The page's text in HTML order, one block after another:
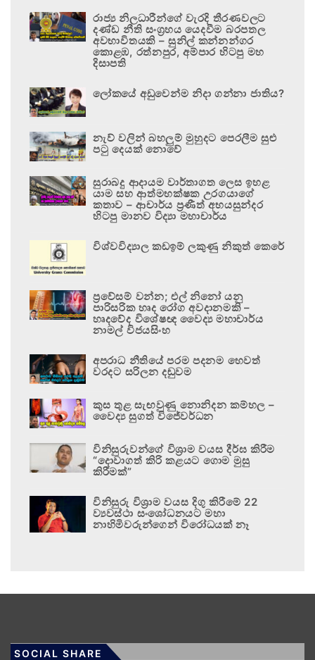
රාජ්‍ය නිලධාරීන්ගේ වැරදි තීරණවලට
දණ්ඩ නීති සංග්‍රහය යෙදවීම බරපතල
අවභාවිතයකි – සුනිල් කන්නන්ගර
කොළඹ, රත්නපුර, අම්පාර හිටපු මහ
දිසාපති
ලෝකයේ අඩුවෙන්ම නිදා ගන්නා ජාතිය?
නැව් වලින් බහලුම් මුහුදට පෙරලීම සුළු
පටු දෙයක් නොවේ
සුරාබදු ආදායම වාර්තාගත ලෙස ඉහළ
යාම සහ ආත්මභක්ෂක උරගයාගේ
කතාව – ආචාර්ය ප්‍රණීත් අභයසුන්දර
හිටපු මානව විද්‍යා මහාචාර්ය
විශ්වවිද්‍යාල කඩඉම් ලකුණු නිකුත් කෙරේ
ප්‍රවේසම් වන්න; එල් නිනෝ යනු
පාරිසරික හෘද රෝග අවදානමකි –
හෘදවේද විශේෂඥ වෛද්‍ය මහාචාර්ය
නාමල් විජයසිංහ
අපරාධ නීතියේ පරම පදනම හෙවත්
වරදට සරිලන දඬුවම
කුස තුළ සැඟවුණු නොනිදන කම්හල –
වෛද්‍ය සුගත් විජේවර්ධන
විනිසුරුවන්ගේ විශ්‍රාම වයස දීර්ඝ කිරීම
“දොවාගත් කිරි කළයට ගොම මුසු
කිරීමක්”
විනිසුරු විශ්‍රාම වයස දිගු කිරීමේ 22
ව්‍යවස්ථා සංශෝධනයට මහා
නාහිමිවරුන්ගෙන් විරෝධයක් නෑ
SOCIAL SHARE